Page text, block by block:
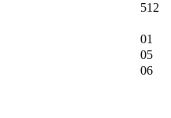
512
01
05
06